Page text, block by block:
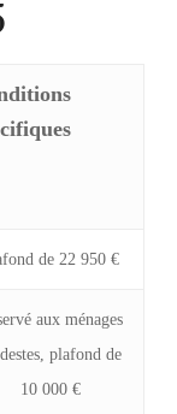
de 22 950 €
aux ménages
plafond de
10 000 €